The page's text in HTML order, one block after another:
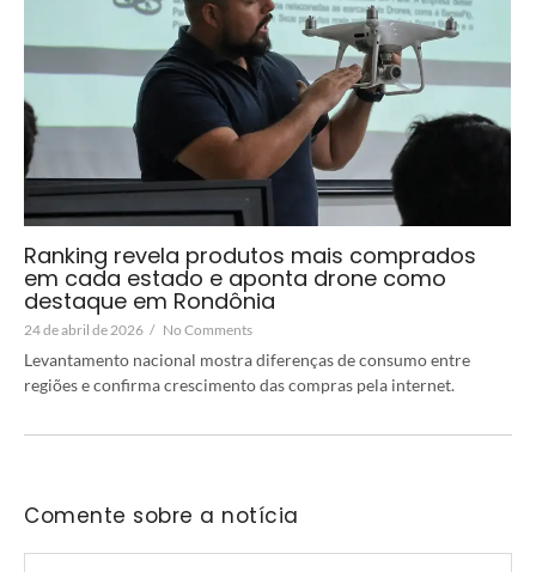
Ranking revela produtos mais comprados
em cada estado e aponta drone como
destaque em Rondônia
24 de abril de 2026 / No Comments
Levantamento nacional mostra diferenças de consumo entre
regiões e confirma crescimento das compras pela internet.
Comente sobre a notícia